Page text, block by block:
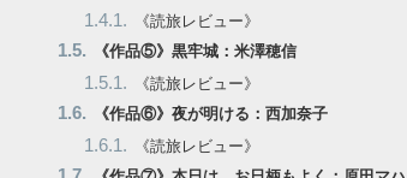
《読旅レビュー》
《作品⑤》黒牢城：米澤穂信
《読旅レビュー》
《作品⑥》夜が明ける：西加奈子
《読旅レビュー》